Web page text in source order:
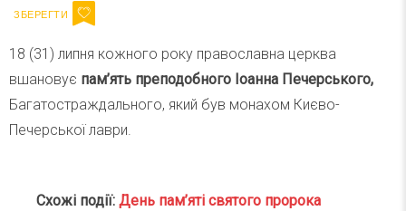
18 (31) липня кожного року православна церква
вшановує пам’ять преподобного Іоанна Печерського,
Багатостраждального, який був монахом Києво-
Печерської лаври.
Схожі події: День пам’яті святого пророка